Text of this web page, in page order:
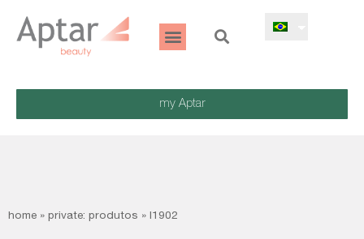
my Aptar
home » private: produtos » l1902